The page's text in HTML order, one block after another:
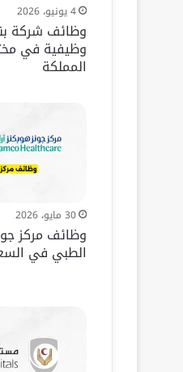
4 يونيو، 2026
وظائف شركة
وظيفية في
المملكة
30 مايو، 2026
وظائف مركز
الطبي في